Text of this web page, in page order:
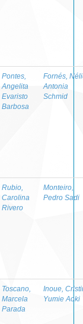
Pontes,
Angelita
Evaristo
Barbosa
Fornés,
Antonia
Schmid
Rubio,
Carolina
Rivero
Monteiro,
Pedro Sadi
Toscano,
Marcela
Parada
Inoue,
Yumie Aoki